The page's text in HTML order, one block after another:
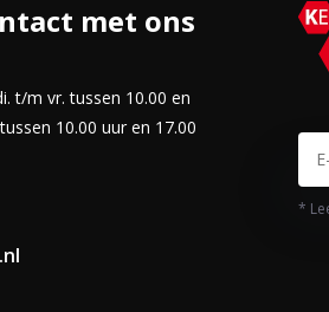
met ons
t/m vr. tussen 10.00 en
10.00 uur en 17.00
*